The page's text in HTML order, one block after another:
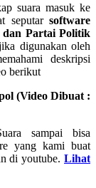
suara masuk ke
seputarsoftware
dan Partai Politik
digunakan oleh
deskripsi
berikut
(Video Dibuat :
sampai bisa
yang kami buat
di youtube. Lihat